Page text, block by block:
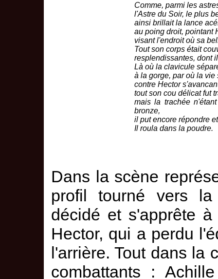
Comme, parmi les
l'Astre du Soir, le plus
ainsi brillait la lance
au poing droit, pointant
visant l'endroit où sa
Tout son corps était
resplendissantes, dont
Là où la clavicule
à la gorge, par où la vie
contre Hector
tout son cou délicat fut
mais la trachée
bronze,
il put encore répondre
Il roula dans la poudre.
Dans la scène
profil tourné vers
décidé et s'apprête
Hector, qui a perdu
l'arrière. Tout dans la
combattants :